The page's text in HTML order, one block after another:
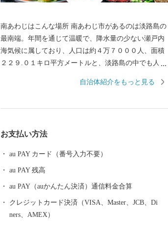
南あわじはこんな場所 南あわじ市があるのは淡路島の
最南端。年間を通じて温暖で、降水量の少ない瀬戸内
海気候に属しており、人口は約４万７０００人、面積
２２９.０１キロ平方メートルと、淡路島の中でも人
は橋とつながっています。 神戸や大阪、四国からもア
を入れています。
自治体紹介をもっと見る
お支払い方法
au PAY カード（番号入力不要）
au PAY 残高
au PAY（auかんたん決済）通信料金合算
クレジットカード決済（VISA、Master、JCB、Di
ners、AMEX）